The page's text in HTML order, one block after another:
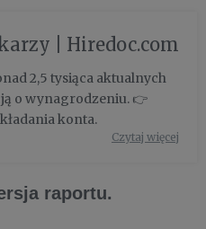
| Hiredoc.com
2,5 tysiąca aktualnych
o wynagrodzeniu. 👉
konta.
Czytaj więcej
raportu.